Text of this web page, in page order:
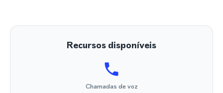
Recursos disponíveis
Chamadas de voz